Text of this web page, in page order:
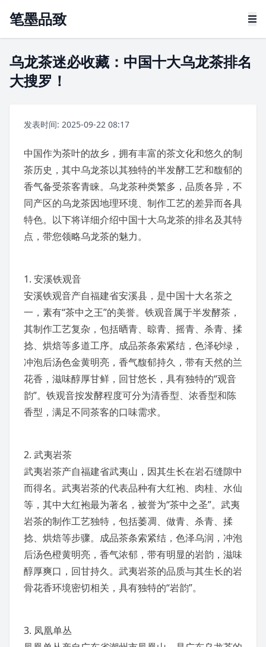
笔墨品致
乌龙茶迷必收藏：中国十大乌龙茶排名
大搜罗！
发表时间: 2025-09-22 08:17
中国作为茶叶的故乡，拥有丰富的茶文化和悠久的制
茶历史，其中乌龙茶以其独特的半发酵工艺和馥郁的
香气备受茶客青睐。乌龙茶种类繁多，品质各异，不
同产区的乌龙茶因地理环境、制作工艺的差异而各具
特色。以下将详细介绍中国十大乌龙茶的排名及其特
点，带您领略乌龙茶的魅力。
1. 安溪铁观音
安溪铁观音产自福建省安溪县，是中国十大名茶之
一，素有“茶中之王”的美誉。 铁观音属于半发酵茶 ，
其制作工艺复杂，包括晒青、晾青、 摇青、杀青、 揉
捻、 烘焙等多道工序。成品茶条索紧结，色泽砂绿，
冲泡后汤色金黄明亮，香气馥郁持久，带有天然的兰
花香，滋味醇厚甘鲜，回甘悠长，具有独特的“观音
韵”。铁观音按发酵程度可分为清香型、浓香型和陈
香型，满足不同茶客的口味需求。
2. 武夷岩茶
武夷岩茶产自福建省武夷山 ，因其生长在岩石缝隙中
而得名。武夷岩茶的代表品种有大红袍、 肉桂、 水仙
等，其中大红袍最为著名，被誉为“茶中之圣”。武夷
岩茶的制作工艺独特，包括萎凋、做青、杀青、揉
捻、烘焙等步骤。成品茶条索紧结，色泽乌润，冲泡
后汤色橙黄明亮，香气浓郁，带有明显的岩韵 ，滋味
醇厚爽口，回甘持久。武夷岩茶的品质与其生长的岩
骨花香环境密切相关，具有独特的“岩韵”。
3. 凤凰单丛